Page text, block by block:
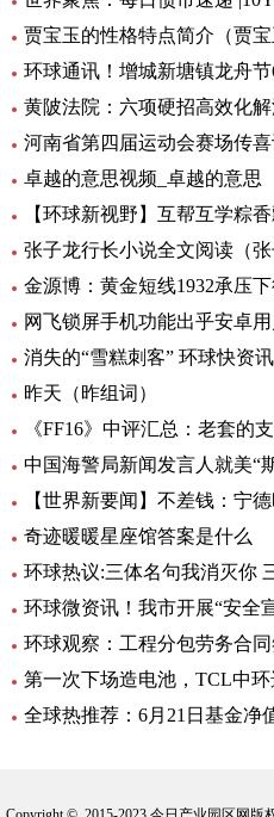
贾宝玉的性格特点简介（贾
黄陂法院：六项硬招高效化
卓越的意思视频_卓越的意思
张子龙行长小说全文阅读（张
金源博：黄金短线1932承压
网飞锁屏手机功能出乎安卓
消失的“雪糕刺客” 环球快资讯
昨天（昨组词）
奇迹暖暖星座馆答案是什么
环球热议:三体名句我消灭你
环球观察：工程分包劳务合
第一次下场造电池，TCL中环